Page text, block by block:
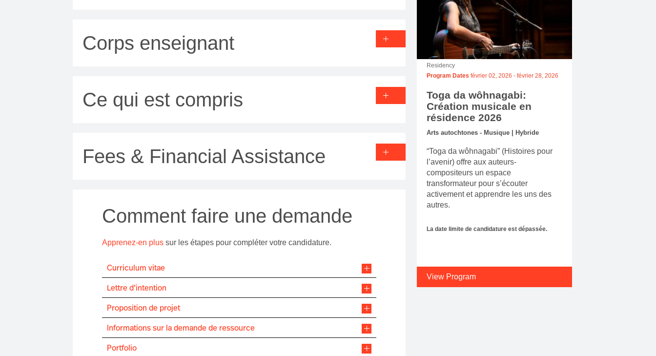
Corps enseignant
Ce qui est compris
Fees & Financial Assistance
Comment faire une demande
Apprenez-en plus sur les étapes pour compléter votre candidature.
Curriculum vitae
Lettre d’intention
Proposition de projet
Informations sur la demande de ressource
Portfolio
Residency
Program Dates février 02, 2026 - février 28, 2026
Toga da wôhnagabi:
Création musicale en
résidence 2026
Arts autochtones - Musique | Hybride
“Toga da wôhnagabi” (Histoires pour
l’avenir) offre aux auteurs-
compositeurs un espace
transformateur pour s’écouter
activement et apprendre les uns des
autres.
La date limite de candidature est dépassée.
View Program